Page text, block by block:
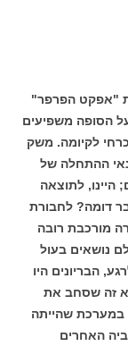
"אפקט הפרפר"
הסופה משפיעים
לקיומה. משק
ההתחלה של
היינו, לתוצאה
דומה? לחבורת
מורכבת רובה
נושאים בעול
הבריונים היו
זה שסחב את
במערכת שהייתה
האחרים